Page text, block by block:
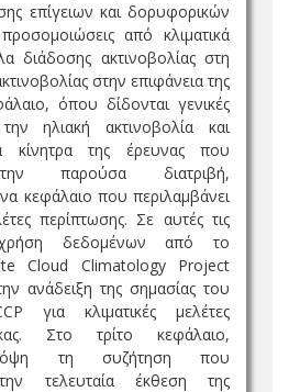
επίγειων και δορυφορικών
από κλιματικά
διάδοσης ακτινοβολίας στη
στην επιφάνεια της
όπου δίδονται γενικές
ηλιακή ακτινοβολία και
κίνητρα της έρευνας που
παρούσα διατριβή,
κεφάλαιο που περιλαμβάνει
περίπτωσης. Σε αυτές τις
χρήση δεδομένων από το
Cloud Climatology Project
ανάδειξη της σημασίας του
για κλιματικές μελέτες
Στο τρίτο κεφάλαιο,
τη συζήτηση που
τελευταία έκθεση της